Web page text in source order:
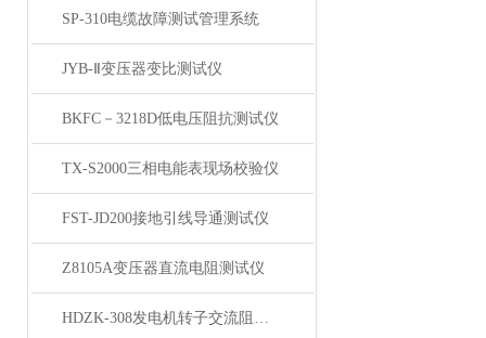
SP-310电缆故障测试管理系统
JYB-Ⅱ变压器变比测试仪
BKFC－3218D低电压阻抗测试仪
TX-S2000三相电能表现场校验仪
FST-JD200接地引线导通测试仪
Z8105A变压器直流电阻测试仪
HDZK-308发电机转子交流阻抗测试仪